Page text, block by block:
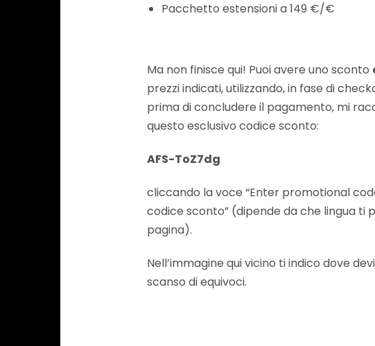
Pacchetto estensioni a 149 €/€
Ma non finisce qui! Puoi avere uno sconto
prezzi indicati, utilizzando, in fase di
prima di concludere il pagamento, mi
questo esclusivo codice sconto:
AFS-ToZ7dg
cliccando la voce “Enter promotional
codice sconto” (dipende da che lingua ti
pagina).
Nell’immagine qui vicino ti indico dove
scanso di equivoci.